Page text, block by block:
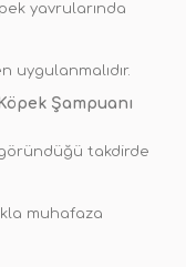
yavrularında
uygulanmalıdır.
Şampuanı
takdirde
muhafaza